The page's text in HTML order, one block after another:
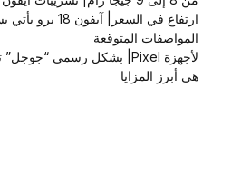
المواصفات المتوقعة
هي أبرز المزايا